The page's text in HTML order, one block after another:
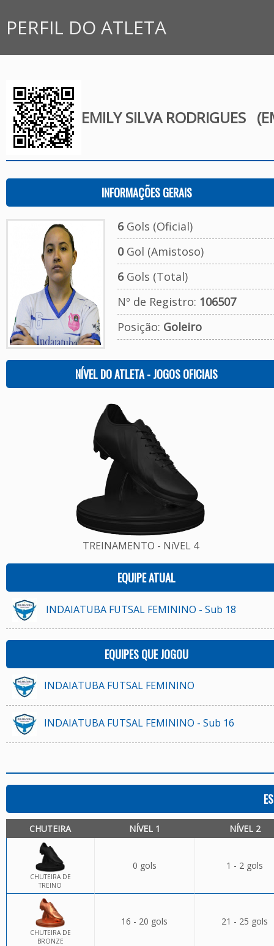
PERFIL DO ATLETA
EMILY SILVA RODRIGUES
INFORMAÇÕES GERAIS
6Gols (Oficial)
0Gol (Amistoso)
6Gols (Total)
Nº de Registro: 106507
Posição: Goleiro
NÍVEL DO ATLETA - JOGOS OFICIAIS
TREINAMENTO - NíVEL 4
EQUIPE ATUAL
INDAIATUBA FUTSAL FEMININO - Sub 18
EQUIPES QUE JOGOU
INDAIATUBA FUTSAL FEMININO
INDAIATUBA FUTSAL FEMININO - Sub 16
CHUTEIRA NÍVEL 1 NÍVEL 2
CHUTEIRA DE
TREINO
0 gols 1 - 2 gols
CHUTEIRA DE
BRONZE
16 - 20 gols 21 - 25 gols